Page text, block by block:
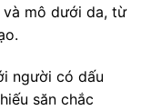
mô dưới da, từ
người có dấu
săn chắc